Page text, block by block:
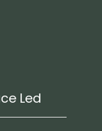
Led